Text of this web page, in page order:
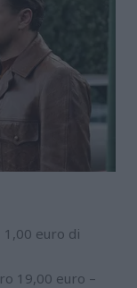
1,00 euro di
19,00 euro –